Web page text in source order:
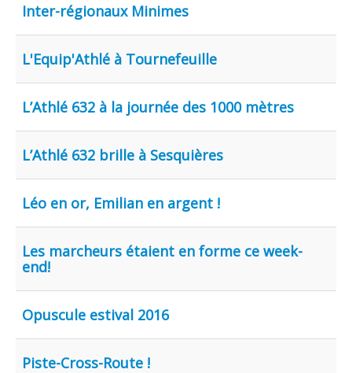
Inter-régionaux Minimes
L'Equip'Athlé à Tournefeuille
L’Athlé 632 à la journée des 1000 mètres
L’Athlé 632 brille à Sesquières
Léo en or, Emilian en argent !
Les marcheurs étaient en forme ce week-
end!
Opuscule estival 2016
Piste-Cross-Route !